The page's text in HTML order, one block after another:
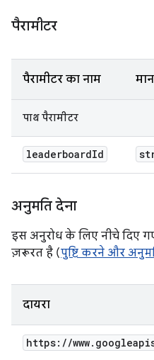
पैरामीटर
पैरामीटर का नाम मान
पाथ पैरामीटर
leaderboardId
अनुमति देना
इस अनुरोध के लिए नीचे दिए
ज़रूरत है (पुष्टि करने और
दायरा
https: //www.